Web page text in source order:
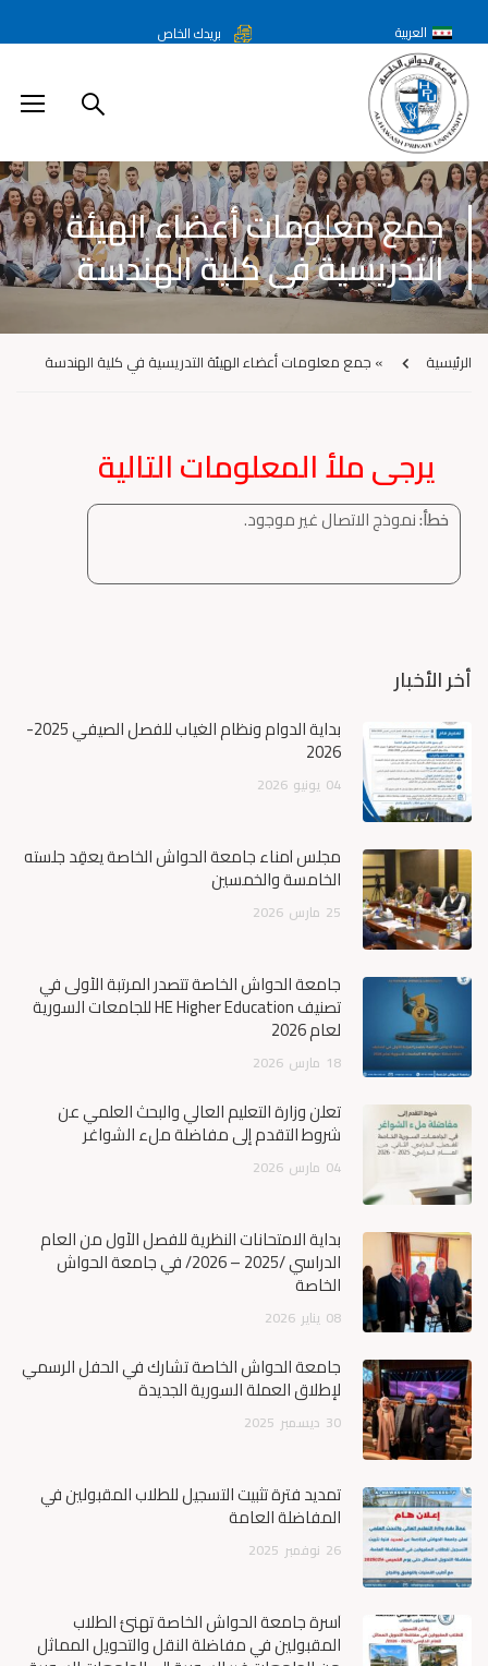
العربية بريدك الخاص
جمع معلومات أعضاء الهيئة
التدريسية في كلية الهندسة
الرئيسية » جمع معلومات أعضاء الهيئة التدريسية في كلية الهندسة
يرجى ملأ المعلومات التالية
خطأ:نموذج الاتصال غير موجود.
أخر الأخبار
بداية الدوام ونظام الغياب للفصل الصيفي 2025-
2026
04 يونيو 2026
مجلس أمناء جامعة الحواش الخاصة يعقِد جلسته
الخامسة والخمسين
25 مارس 2026
جامعة الحواش الخاصة تتصدر المرتبة الأولى في
تصنيف HE Higher Education للجامعات السورية
لعام 2026
18 مارس 2026
تعلن وزارة التعليم العالي والبحث العلمي عن
شروط التقدم إلى مفاضلة ملء الشواغر
04 مارس 2026
بداية الامتحانات النظرية للفصل الأول من العام
الدراسي /2025 – 2026/ في جامعة الحواش
الخاصة
08 يناير 2026
جامعة الحواش الخاصة تشارك في الحفل الرسمي
لإطلاق العملة السورية الجديدة
30 ديسمبر 2025
تمديد فترة تثبيت التسجيل للطلاب المقبولين في
المفاضلة العامة
26 نوفمبر 2025
أسرة جامعة الحواش الخاصة تهنئ الطلاب
المقبولين في مفاضلة النقل والتحويل المماثل